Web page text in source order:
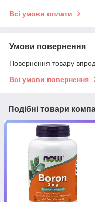
Всі умови оплати
Умови повернення
Повернення товару
Всі умови повернення
Подібні товари